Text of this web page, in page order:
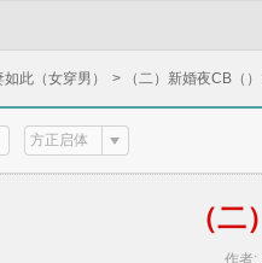
如此（女穿男） >
（二）新婚夜CB（
方正启体
（
作者: